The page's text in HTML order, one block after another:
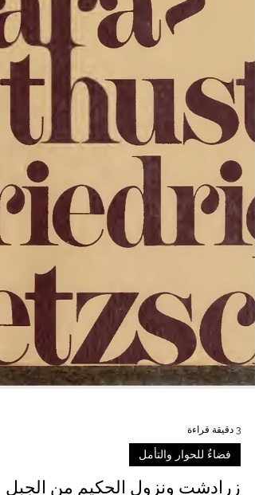
فضاءٌ للحوار والتأمل